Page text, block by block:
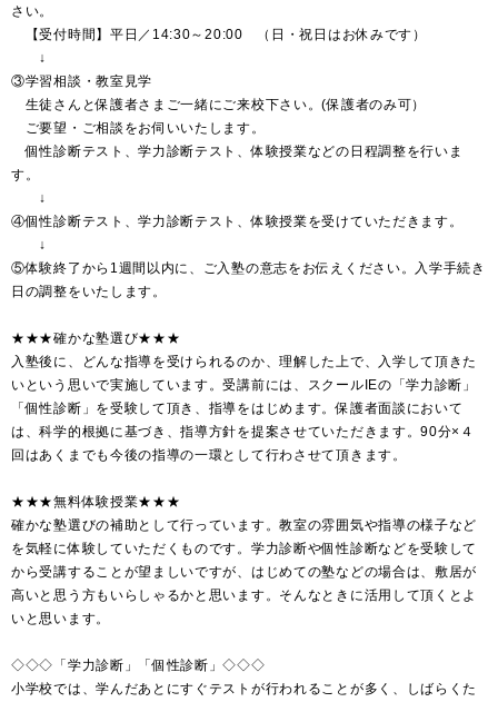
さい。
【受付時間】平日／14:30～20:00 （日・祝日はお休みです）
↓
③学習相談・教室見学
生徒さんと保護者さまご一緒にご来校下さい。(保護者のみ可）
ご要望・ご相談をお伺いいたします。
個性診断テスト、学力診断テスト、体験授業などの日程調整を行いま
す。
↓
④個性診断テスト、学力診断テスト、体験授業を受けていただきます。
↓
⑤体験終了から1週間以内に、ご入塾の意志をお伝えください。入学手続き
日の調整をいたします。
★★★確かな塾選び★★★
入塾後に、どんな指導を受けられるのか、理解した上で、入学して頂きた
いという思いで実施しています。受講前には、スクールIEの「学力診断」
「個性診断」を受験して頂き、指導をはじめます。保護者面談において
は、科学的根拠に基づき、指導方針を提案させていただきます。90分×４
回はあくまでも今後の指導の一環として行わさせて頂きます。
★★★無料体験授業★★★
確かな塾選びの補助として行っています。教室の雰囲気や指導の様子など
を気軽に体験していただくものです。学力診断や個性診断などを受験して
から受講することが望ましいですが、はじめての塾などの場合は、敷居が
高いと思う方もいらしゃるかと思います。そんなときに活用して頂くとよ
いと思います。
◇◇◇「学力診断」「個性診断」◇◇◇
小学校では、学んだあとにすぐテストが行われることが多く、しばらくた